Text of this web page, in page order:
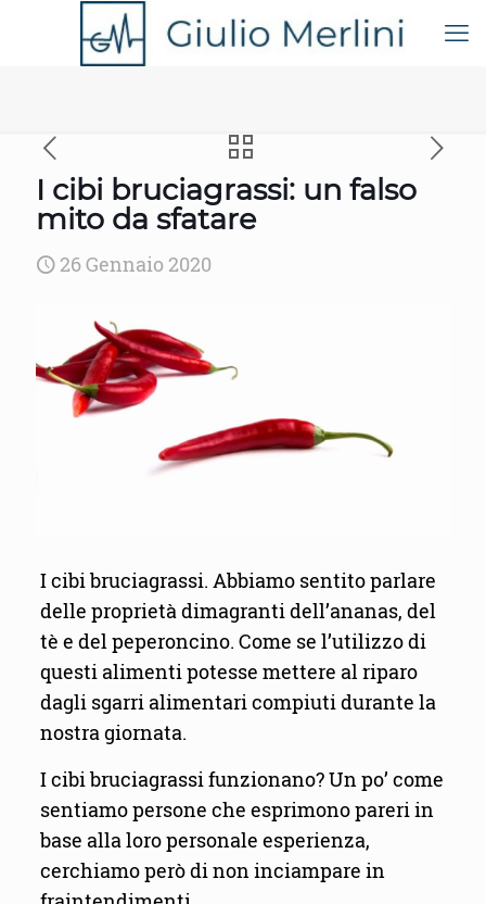
I cibi bruciagrassi: un falso
mito da sfatare
26 Gennaio 2020
I cibi bruciagrassi. Abbiamo sentito parlare
delle proprietà dimagranti dell’ananas, del
tè e del peperoncino. Come se l’utilizzo di
questi alimenti potesse mettere al riparo
dagli sgarri alimentari compiuti durante la
nostra giornata.
I cibi bruciagrassi funzionano? Un po’ come
sentiamo persone che esprimono pareri in
base alla loro personale esperienza,
cerchiamo però di non inciampare in